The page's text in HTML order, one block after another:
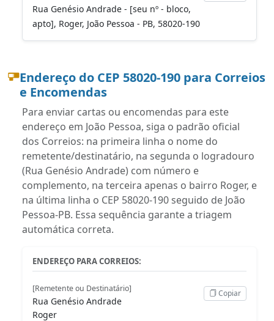
Rua Genésio Andrade - [seu nº - bloco,
apto], Roger, João Pessoa - PB, 58020-190
Endereço do CEP 58020-190 para Correios
e Encomendas
Para enviar cartas ou encomendas para este
endereço em João Pessoa, siga o padrão oficial
dos Correios: na primeira linha o nome do
remetente/destinatário, na segunda o logradouro
(Rua Genésio Andrade) com número e
complemento, na terceira apenas o bairro Roger, e
na última linha o CEP 58020-190 seguido de João
Pessoa-PB. Essa sequência garante a triagem
automática correta.
ENDEREÇO PARA CORREIOS:
[Remetente ou Destinatário]
Rua Genésio Andrade
Roger
Copiar